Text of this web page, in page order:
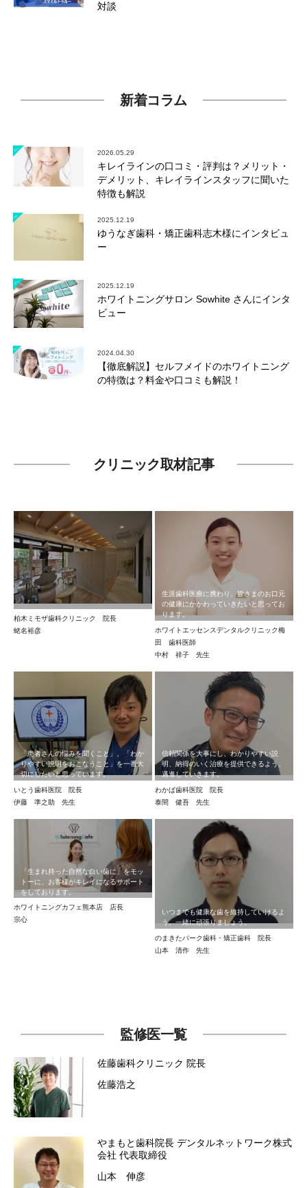
対談
新着コラム
2026.05.29
キレイラインの口コミ・評判は？メリット・
デメリット、キレイラインスタッフに聞いた
特徴も解説
2025.12.19
ゆうなぎ歯科・矯正歯科志木様にインタビュ
ー
2025.12.19
ホワイトニングサロン Sowhite さんにインタ
ビュー
2024.04.30
【徹底解説】セルフメイドのホワイトニング
の特徴は？料金や口コミも解説！
クリニック取材記事
柏木ミモザ歯科クリニック 院長
蛯名裕彦
生涯歯科医療に携わり、皆さまのお口元
の健康にかかわっていきたいと思ってお
ります。
ホワイトエッセンスデンタルクリニック梅
田 歯科医師
中村 祥子 先生
「患者さんの悩みを聞くこと」、「わか
りやすい説明をおこなうこと」を一番大
切にしたいと思っています。
いとう歯科医院 院長
伊藤 準之助 先生
信頼関係を大事にし、わかりやすい説
明、納得のいく治療を提供できるよう、
邁進していきます。
わかば歯科医院 院長
泰間 健吾 先生
「生まれ持った自然な白い歯に」をモッ
トーに、お客様がキレイになるサポート
をしております。
ホワイトニングカフェ熊本店 店長
宗心
いつまでも健康な歯を維持していけるよ
う、一緒に頑張りましょう。
のまきたパーク歯科・矯正歯科 院長
山本 清作 先生
監修医一覧
佐藤歯科クリニック院長
佐藤浩之
やまもと歯科院長 デンタルネットワーク株式
会社代表取締役
山本 伸彦